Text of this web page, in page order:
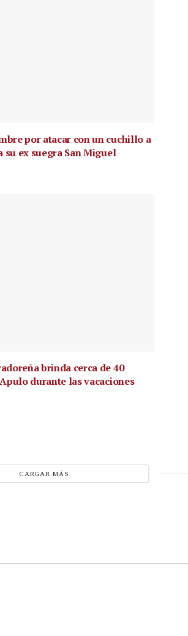
por atacar con un cuchillo a
su ex suegra San Miguel
brinda cerca de 40
durante las vacaciones
CARGAR MÁS